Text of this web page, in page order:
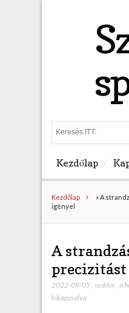
Kezdőlap
Kezdőlap »A
igényel
A
2022-09-05 seditor, A
a
kikapcsolva